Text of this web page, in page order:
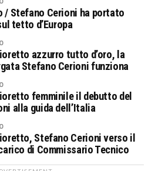
/ Stefano Cerioni ha portato
tetto d’Europa
azzurro tutto d’oro, la
Stefano Cerioni funziona
femminile il debutto del
alla guida dell’Italia
Stefano Cerioni verso il
di Commissario Tecnico